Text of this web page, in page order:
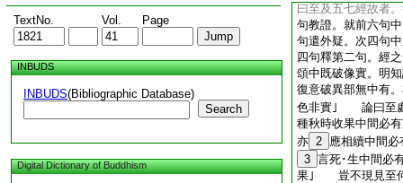
TextNo. Vol. Page
INBUDS
INBUDS(Bibliographic Database)
Search
Digital Dictionary of Buddhism
曰至及五七經故者
句教證。就前六句
句遣外疑。次四句
四句釋第二句。經
頌中既破像實。明
復意破異部無中有
色非實｣ 論曰至
種秋時收果中間必
亦 2 應相續中間
3 言死･生中間必
果｣ 豈不現見至何